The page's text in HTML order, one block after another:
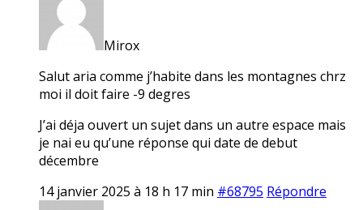
Mirox
Salut aria comme j’habite dans les montagnes chrz
moi il doit faire -9 degres
J’ai déja ouvert un sujet dans un autre espace mais
je nai eu qu’une réponse qui date de debut
décembre
14 janvier 2025 à 18 h 17 min #68795 Répondre